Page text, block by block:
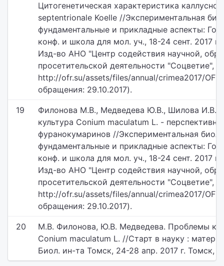
Цитогенетическая характеристика
septentrionale Koelle //Экспериментальная
фундаментальные и прикладные аспекты:
конф. и школа для мол. уч., 18-24 сент. 2017
Изд-во АНО "Центр содействия научной,
просетительской деятельности "Соцветие",
http://ofr.su/assets/files/annual/crimea2017/
обращения: 29.10.2017).
19
Филонова М.В., Медведева Ю.В., Шилова И.В.,
культура Conium maculatum L. -
фуранокумаринов //Экспериментальная
фундаментальные и прикладные аспекты:
конф. и школа для мол. уч., 18-24 сент. 2017
Изд-во АНО "Центр содействия научной,
просетительской деятельности "Соцветие",
http://ofr.su/assets/files/annual/crimea2017/
обращения: 29.10.2017).
20
М.В. Филонова, Ю.В. Медведева. Проблемы
Conium maculatum L. //Старт в науку :
Биол. ин-та Томск, 24-28 апр. 2017 г. Томск,